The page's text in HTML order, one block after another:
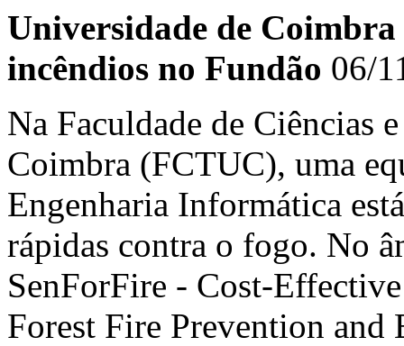
Universidade de
incêndios no Fundão 06/
Na Faculdade de Ciências
Coimbra (FCTUC), uma
Engenharia Informática
rápidas contra o fogo. No
SenForFire - Cost-
Forest Fire Prevention and